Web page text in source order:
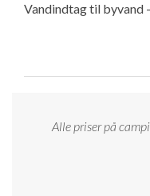
Vandindtag til byvand
Alle priser på